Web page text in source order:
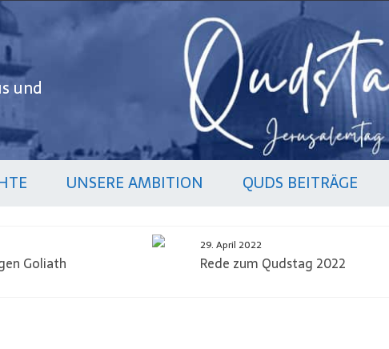
und
UNSERE AMBITION QUDS BEITRÄGE
Goliath
29. April 2022
Rede zum Qudstag 2022